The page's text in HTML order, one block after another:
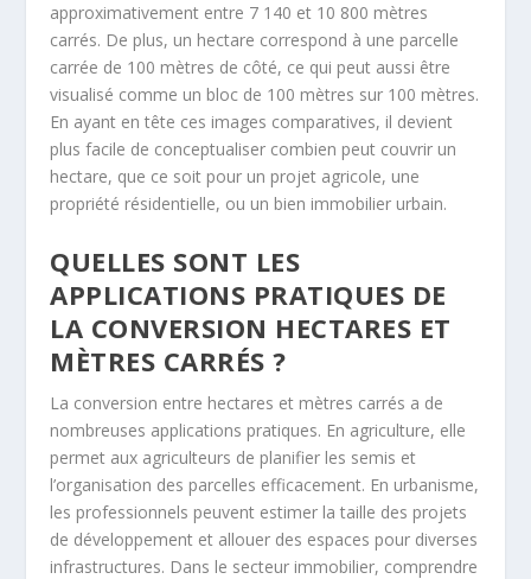
approximativement entre 7 140 et 10 800 mètres
carrés. De plus, un hectare correspond à une parcelle
carrée de 100 mètres de côté, ce qui peut aussi être
visualisé comme un bloc de 100 mètres sur 100 mètres.
En ayant en tête ces images comparatives, il devient
plus facile de conceptualiser combien peut couvrir un
hectare, que ce soit pour un projet agricole, une
propriété résidentielle, ou un bien immobilier urbain.
QUELLES SONT LES
APPLICATIONS PRATIQUES DE
LA CONVERSION HECTARES ET
MÈTRES CARRÉS ?
La conversion entre hectares et mètres carrés a de
nombreuses applications pratiques. En agriculture, elle
permet aux agriculteurs de planifier les semis et
l’organisation des parcelles efficacement. En urbanisme,
les professionnels peuvent estimer la taille des projets
de développement et allouer des espaces pour diverses
infrastructures. Dans le secteur immobilier, comprendre